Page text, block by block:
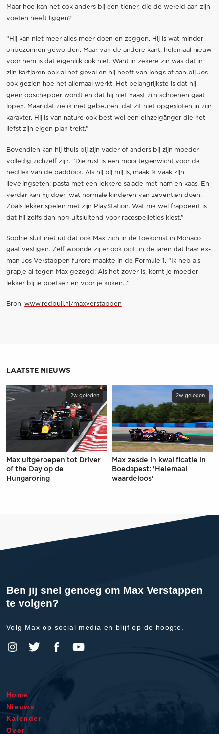
Maar hoe kan het ook anders bij een tiener, die de wereld aan zijn
voeten heeft liggen?
“Hij kan niet meer alles meer doen en zeggen. Hij is wat minder
onbezonnen geworden. Maar van de andere kant: helemaal nieuw
voor hem is dat eigenlijk ook niet. Want in zekere zin was dat in
zijn kartjaren ook al het geval en hij heeft van jongs af aan bij Jos
ook gezien hoe het allemaal werkt. Het belangrijkste is dat hij
geen opschepper wordt en dat hij niet naast zijn schoenen gaat
lopen. Maar dat zie ik niet gebeuren, dat zit niet opgesloten in zijn
karakter. Hij is van nature ook best wel een einzelgänger die het
liefst zijn eigen plan trekt.”
Bovendien kan hij thuis bij zijn vader of anders bij zijn moeder
volledig zichzelf zijn. “Die rust is een mooi tegenwicht voor de
hectiek van de paddock. Als hij bij mij is, maak ik vaak zijn
lievelingseten: pasta met een lekkere salade met ham en kaas. En
verder kan hij doen wat normale kinderen van zeventien doen.
Zoals lekker spelen met zijn PlayStation. Wat me wel frappeert is
dat hij zelfs dan nog uitsluitend voor racespelletjes kiest.”
Sophie sluit niet uit dat ook Max zich in de toekomst in Monaco
gaat vestigen. Zelf woonde zij er ook ooit, in de jaren dat haar ex-
man Jos Verstappen furore maakte in de Formule 1. “Ik heb als
grapje al tegen Max gezegd: Als het zover is, komt je moeder
lekker bij je poetsen en voor je koken…”
Bron: www.redbull.nl/maxverstappen
LAATSTE NIEUWS
2w geleden
Max uitgeroepen tot Driver
of the Day op de
Hungaroring
2w geleden
Max zesde in kwalificatie in
Boedapest: 'Helemaal
waardeloos'
Ben jij snel genoeg om Max Verstappen
te volgen?
Volg Max op social media en blijf op de hoogte.
Home
Nieuws
Kalender
Over